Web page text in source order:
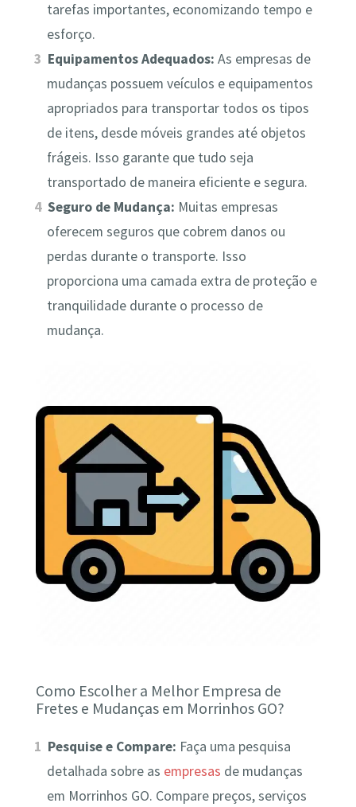
tarefas importantes, economizando tempo e
esforço.
Equipamentos Adequados: As empresas de
mudanças possuem veículos e equipamentos
apropriados para transportar todos os tipos
de itens, desde móveis grandes até objetos
frágeis. Isso garante que tudo seja
transportado de maneira eficiente e segura.
Seguro de Mudança: Muitas empresas
oferecem seguros que cobrem danos ou
perdas durante o transporte. Isso
proporciona uma camada extra de proteção e
tranquilidade durante o processo de
mudança.
Como Escolher a Melhor Empresa de
Fretes e Mudanças em Morrinhos GO?
Pesquise e Compare: Faça uma pesquisa
detalhada sobre as empresas de mudanças
em Morrinhos GO. Compare preços, serviços